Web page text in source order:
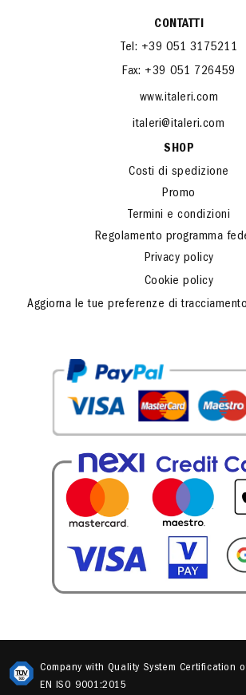
CONTATTI
Tel: +39 051 3175211
Fax: +39 051 726459
www.italeri.com
italeri@italeri.com
SHOP
Costi di spedizione
Promo
Termini e condizioni
Regolamento programma
Privacy policy
Cookie policy
Aggiorna le tue preferenze di
Company with Quality System Certification
EN ISO 9001:2015